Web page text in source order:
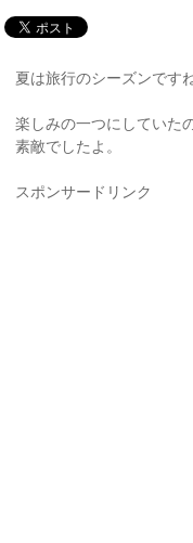
夏は旅行のシーズンです
楽しみの一つにしていた
素敵でしたよ。
スポンサードリンク